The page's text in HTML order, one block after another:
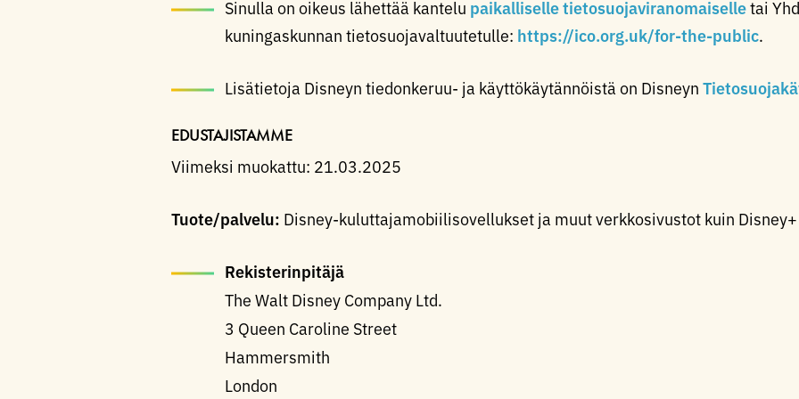
Sinulla on oikeus lähettää kantelu paikalliselle tietosuojaviranomaiselletai
kuningaskunnan tietosuojavaltuutetulle: https://ico.org.uk/for-the-public.
Lisätietoja Disneyn tiedonkeruu- ja käyttökäytännöistä on Disneyn
EDUSTAJISTAMME
Viimeksi muokattu: 21.03.2025
Tuote/palvelu: Disney-kuluttajamobiilisovellukset ja muut verkkosivustot kuin Disney+
Rekisterinpitäjä
The Walt Disney Company Ltd.
3 Queen Caroline Street
Hammersmith
London